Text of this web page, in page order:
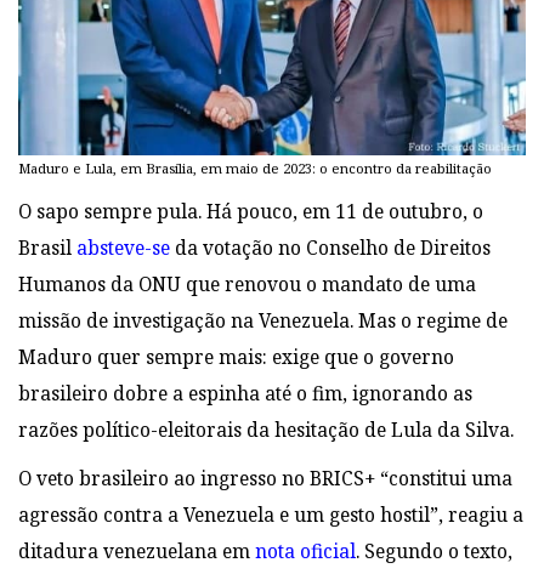
Maduro e Lula, em Brasília, em maio de 2023: o encontro da reabilitação
O sapo sempre pula. Há pouco, em 11 de outubro, o
Brasil absteve-se da votação no Conselho de Direitos
Humanos da ONU que renovou o mandato de uma
missão de investigação na Venezuela. Mas o regime de
Maduro quer sempre mais: exige que o governo
brasileiro dobre a espinha até o fim, ignorando as
razões político-eleitorais da hesitação de Lula da Silva.
O veto brasileiro ao ingresso no BRICS+ “constitui uma
agressão contra a Venezuela e um gesto hostil”, reagiu a
ditadura venezuelana emnota oficial. Segundo o texto,